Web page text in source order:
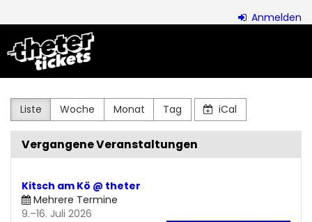
Haupt-
Inhalt
springen
Anmelden
theter
ensemble
Liste Woche Monat Tag iCal
Vergangene Veranstaltungen
Kitsch am Kö @ theter
Mehrere Termine
9.–bis
16. Juli 2026